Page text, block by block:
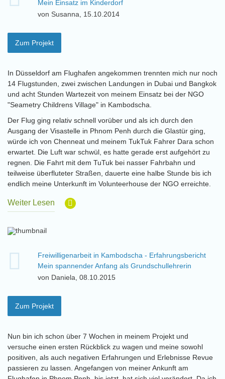
Mein Einsatz im Kinderdorf
von Susanna, 15.10.2014
Zum Projekt
In Düsseldorf am Flughafen angekommen trennten mich nur noch
14 Flugstunden, zwei zwischen Landungen in Dubai und Bangkok
und acht Stunden Wartezeit von meinem Einsatz bei der NGO
"Seametry Childrens Village" in Kambodscha.
Der Flug ging relativ schnell vorüber und als ich durch den
Ausgang der Visastelle in Phnom Penh durch die Glastür ging,
würde ich von Chenneat und meinem TukTuk Fahrer Dara schon
erwartet. Die Luft war schwül, es hatte gerade erst aufgehört zu
regnen. Die Fahrt mit dem TuTuk bei nasser Fahrbahn und
teilweise überfluteter Straßen, dauerte eine halbe Stunde bis ich
endlich meine Unterkunft im Volunteerhouse der NGO erreichte.
Weiter Lesen
Freiwilligenarbeit in Kambodscha - Erfahrungsbericht
Mein spannender Anfang als Grundschullehrerin
von Daniela, 08.10.2015
Zum Projekt
Nun bin ich schon über 7 Wochen in meinem Projekt und
versuche einen ersten Rückblick zu wagen und meine sowohl
positiven, als auch negativen Erfahrungen und Erlebnisse Revue
passieren zu lassen. Angefangen von meiner Ankunft am